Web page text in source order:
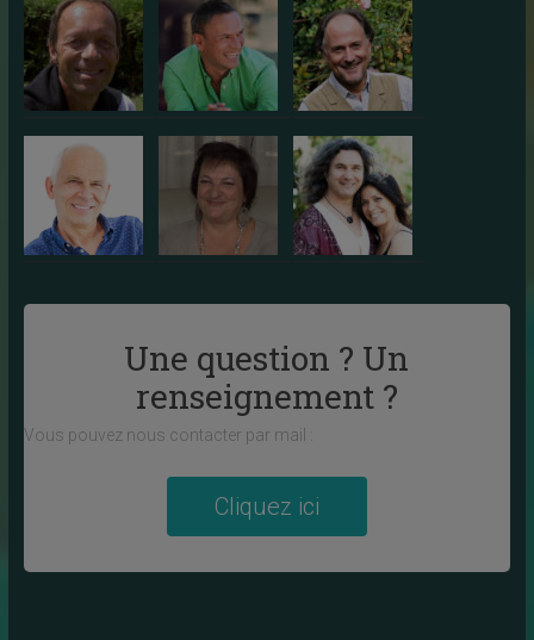
Une question ? Un
renseignement ?
Vous pouvez nous contacter par mail :
Cliquez ici